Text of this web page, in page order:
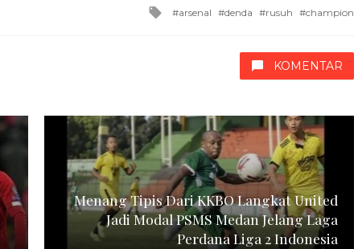
Tagged
arsenal denda rusuh champion
KOMENTAR
Menang Tipis Dari KKBO Langkat United
Jadi Modal PSMS Medan Jelang Laga
Perdana Liga 2 Indonesia